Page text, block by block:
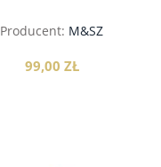
Producent: M&SZ
99,00 ZŁ